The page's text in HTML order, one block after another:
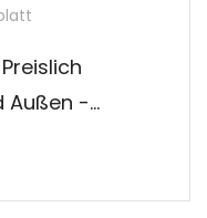
Preislich
Außen -